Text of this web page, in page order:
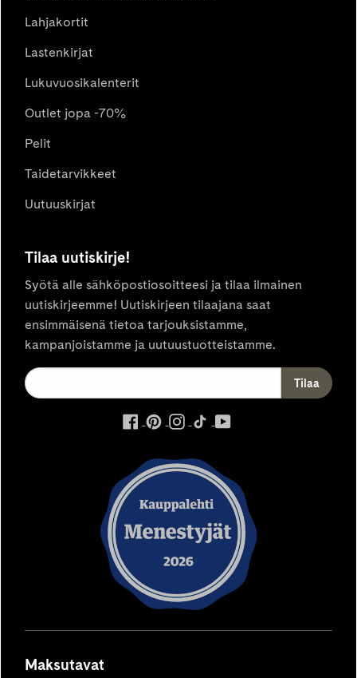
Lahjakortit
Lastenkirjat
Lukuvuosikalenterit
Outlet jopa -70%
Pelit
Taidetarvikkeet
Uutuuskirjat
Tilaa uutiskirje!
Syötä alle sähköpostiosoitteesi ja tilaa ilmainen
uutiskirjeemme! Uutiskirjeen tilaajana saat
ensimmäisenä tietoa tarjouksistamme,
kampanjoistamme ja uutuustuotteistamme.
ulkoinen
avautuu
uuteen
välilehteen
ulkoinen
avautuu
uuteen
välilehteen
ulkoinen
avautuu
uuteen
välilehteen
ulkoinen
uuteen
välilehteen
välilehteen
Maksutavat